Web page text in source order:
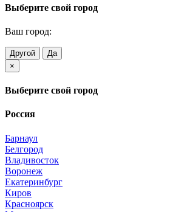
Выберите свой город
Ваш город:
Другой
Да
×
Выберите свой город
Россия
Барнаул
Белгород
Владивосток
Воронеж
Екатеринбург
Киров
Красноярск